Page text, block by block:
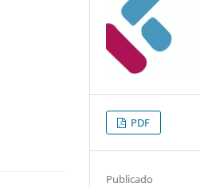
PDF
Publicado